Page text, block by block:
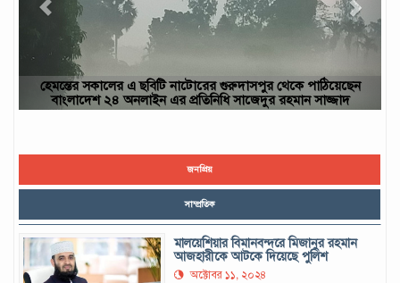
ছবিটি নওগাঁ জেলার রাণীনগর উপজেলার পারইল গ্রাম থেকে তোলা-
ইউসুফ, নওগাঁ
জনপ্রিয়
সাম্প্রতিক
মালয়েশিয়ার বিমানবন্দরে মিজানুর রহমান
আজহারীকে আটকে দিয়েছে পুলিশ
অক্টোবর ১১, ২০২৪